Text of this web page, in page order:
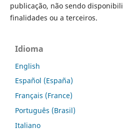
publicação, não sendo
finalidades ou a terceiros.
Idioma
English
Español (España)
Français (France)
Português (Brasil)
Italiano